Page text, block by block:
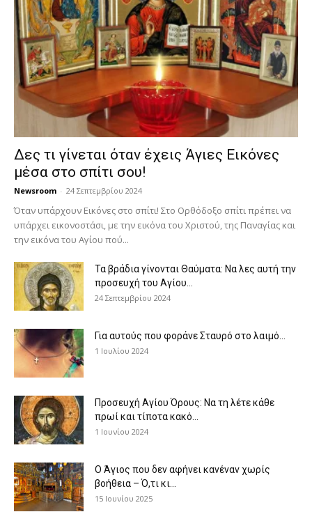
Δες τι γίνεται όταν έχεις Άγιες Εικόνες
μέσα στο σπίτι σου!
Newsroom - 24 Σεπτεμβρίου 2024
Όταν υπάρχουν Εικόνες στο σπίτι! Στο Ορθόδοξο σπίτι πρέπει να
υπάρχει εικονοστάσι, με την εικόνα του Χριστού, της Παν­αγίας και
την εικόνα του Αγίου πού...
Τα βράδια γίνονται Θαύματα: Να λες αυτή την
προσευχή του Αγίου...
24 Σεπτεμβρίου 2024
Για αυτούς που φοράνε Σταυρό στο λαιμό…
1 Ιουλίου 2024
Προσευχή Αγίου Όρους: Να τη λέτε κάθε
πρωί και τίποτα κακό...
1 Ιουνίου 2024
Ο Άγιος που δεν αφήνει κανέναν χωρίς
βοήθεια – Ό,τι κι...
15 Ιουνίου 2025